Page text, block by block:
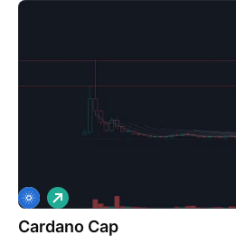
Cardano Cap
L
o
n